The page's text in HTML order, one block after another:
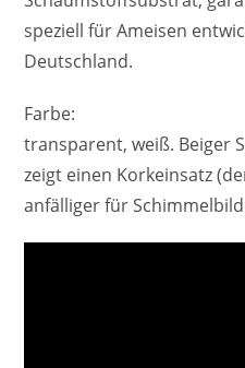
speziell für Ameisen
Deutschland.
Farbe:
transparent, weiß. Beiger
zeigt einen Korkeinsatz
anfälliger für